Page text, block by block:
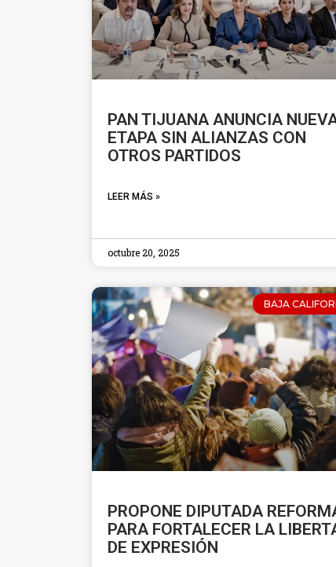
PAN TIJUANA ANUNCIA
ETAPA SIN ALIANZAS CON
OTROS PARTIDOS
LEER MÁS »
octubre 20, 2025
BAJA
PROPONE DIPUTADA
PARA FORTALECER LA
DE EXPRESIÓN